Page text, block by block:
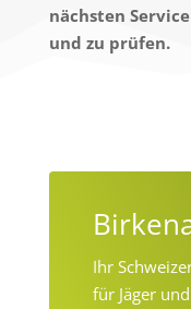
nächsten
und zu prüfen.
Ihr
für Jäger